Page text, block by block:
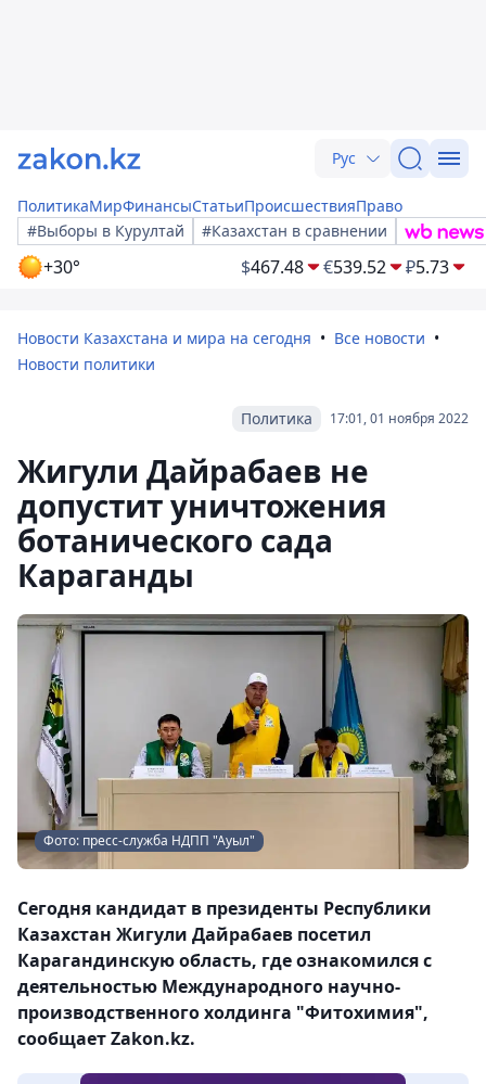
Рус
ПолитикаМирФинансыСтатьиПроисшествияПраво
#Выборы в Курултай
#Казахстан в сравнении
+30° $467.48 €539.52 ₽5.73
Новости Казахстана и мира на сегодня
Все новости
Новости политики
17:01, 01 ноября 2022
Политика
Жигули Дайрабаев не
допустит уничтожения
ботанического сада
Караганды
Фото: пресс-служба НДПП "Ауыл"
Сегодня кандидат в президенты Республики
Казахстан Жигули Дайрабаев посетил
Карагандинскую область, где ознакомился с
деятельностью Международного научно-
производственного холдинга "Фитохимия",
сообщает Zakon.kz.